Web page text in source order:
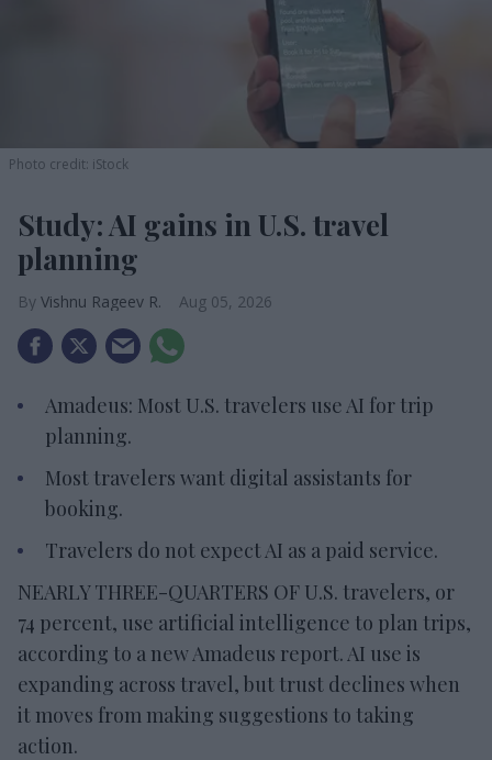
Photo credit: iStock
Study: AI gains in U.S. travel
planning
Vishnu Rageev R. Aug 05, 2026
Amadeus: Most U.S. travelers use AI for trip
planning.
Most travelers want digital assistants for
booking.
Travelers do not expect AI as a paid service.
NEARLY THREE-QUARTERS OF U.S. travelers, or
74 percent, use artificial intelligence to plan trips,
according to a new Amadeus report. AI use is
expanding across travel, but trust declines when
it moves from making suggestions to taking
action.